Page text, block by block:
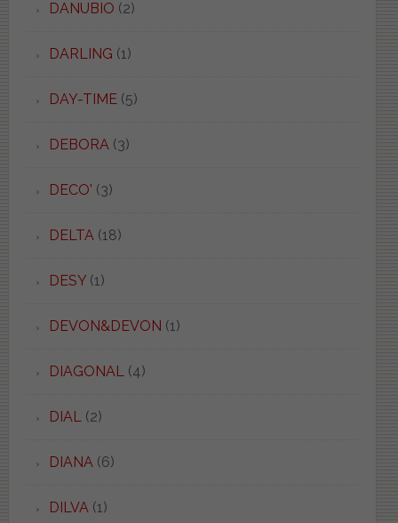
DANUBIO (2)
DARLING (1)
DAY-TIME(5)
DEBORA (3)
DECO' (3)
DELTA (18)
DESY(1)
DEVON&DEVON (1)
DIAGONAL (4)
DIAL (2)
DIANA (6)
DILVA (1)